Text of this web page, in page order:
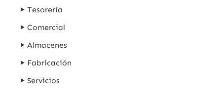
Tesorería
Comercial
Almacenes
Fabricación
Servicios